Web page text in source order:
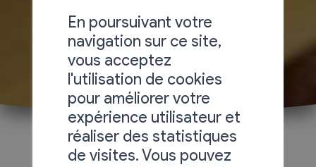
En poursuivant votre
navigation sur ce site,
vous acceptez
l'utilisation de cookies
pour améliorer votre
expérience utilisateur et
réaliser des statistiques
de visites. Vous pouvez